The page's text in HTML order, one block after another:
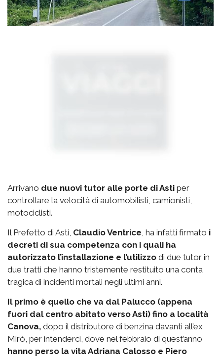
Arrivano due nuovi tutor alle porte di Asti per
controllare la velocità di automobilisti, camionisti,
motociclisti.
Il Prefetto di Asti, Claudio Ventrice, ha infatti firmato i
decreti di sua competenza con i quali ha
autorizzato l’installazione e l’utilizzo di due tutor in
due tratti che hanno tristemente restituito una conta
tragica di incidenti mortali negli ultimi anni.
Il primo è quello che va dal Palucco (appena
fuori dal centro abitato verso Asti) fino a località
Canova, dopo il distributore di benzina davanti all’ex
Mirò, per intenderci, dove nel febbraio di quest’anno
hanno perso la vita Adriana Calosso e Piero